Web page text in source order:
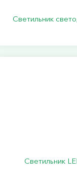
Светильник
Светильник